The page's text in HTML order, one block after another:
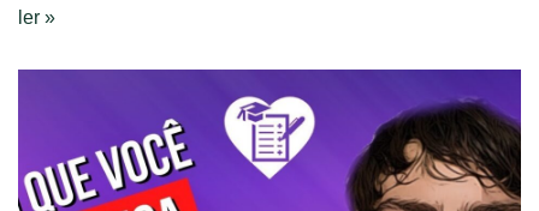
ler »